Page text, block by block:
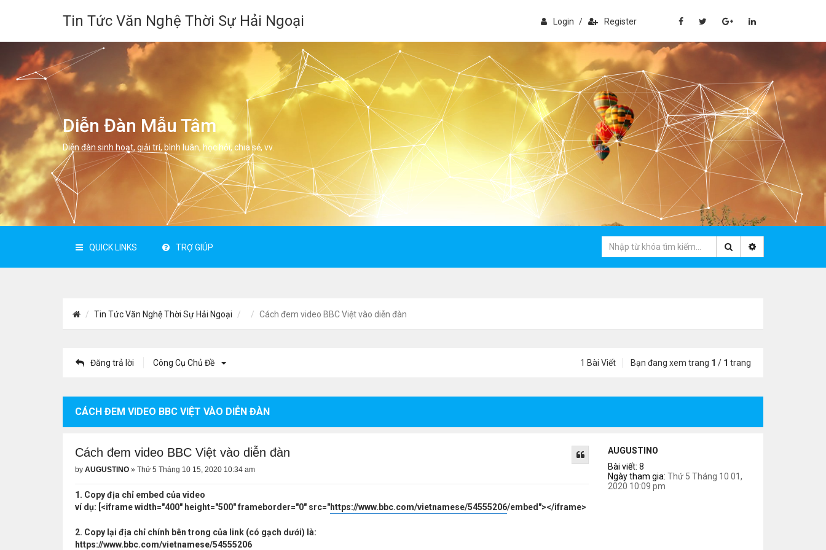
Tin Tức Văn Nghệ Thời Sự Hải Ngoại Login / Register
Diễn Đàn Mẫu Tâm
Diễn đàn sinh hoạt, giải trí, bình luân, học hỏi, chia sẻ, vv.
QUICK LINKS TRỢ GIÚP
Tin Tức Văn Nghệ Thời Sự Hải Ngoại Cách đem video BBC Việt vào diễn đàn
Đăng trả lời Công Cụ Chủ Đề 1 Bài Viết Bạn đang xem trang 1 / 1 trang
CÁCH ĐEM VIDEO BBC VIỆT VÀO DIỄN ĐÀN
AUGUSTINO
Bài viết: 8
Ngày tham gia: Thứ 5 Tháng 10 01,
2020 10:09 pm
Cách đem video BBC Việt vào diễn đàn
by AUGUSTINO » Thứ 5 Tháng 10 15, 2020 10:34 am
1. Copy địa chỉ embed của video
ví dụ: [<iframe width="400" height="500" frameborder="0" src="https://www.bbc.com/vietnamese/54555206/embed"></iframe>
2. Copy lại địa chỉ chính bên trong của link (có gạch dưới) là:
https://www.bbc.com/vietnamese/54555206